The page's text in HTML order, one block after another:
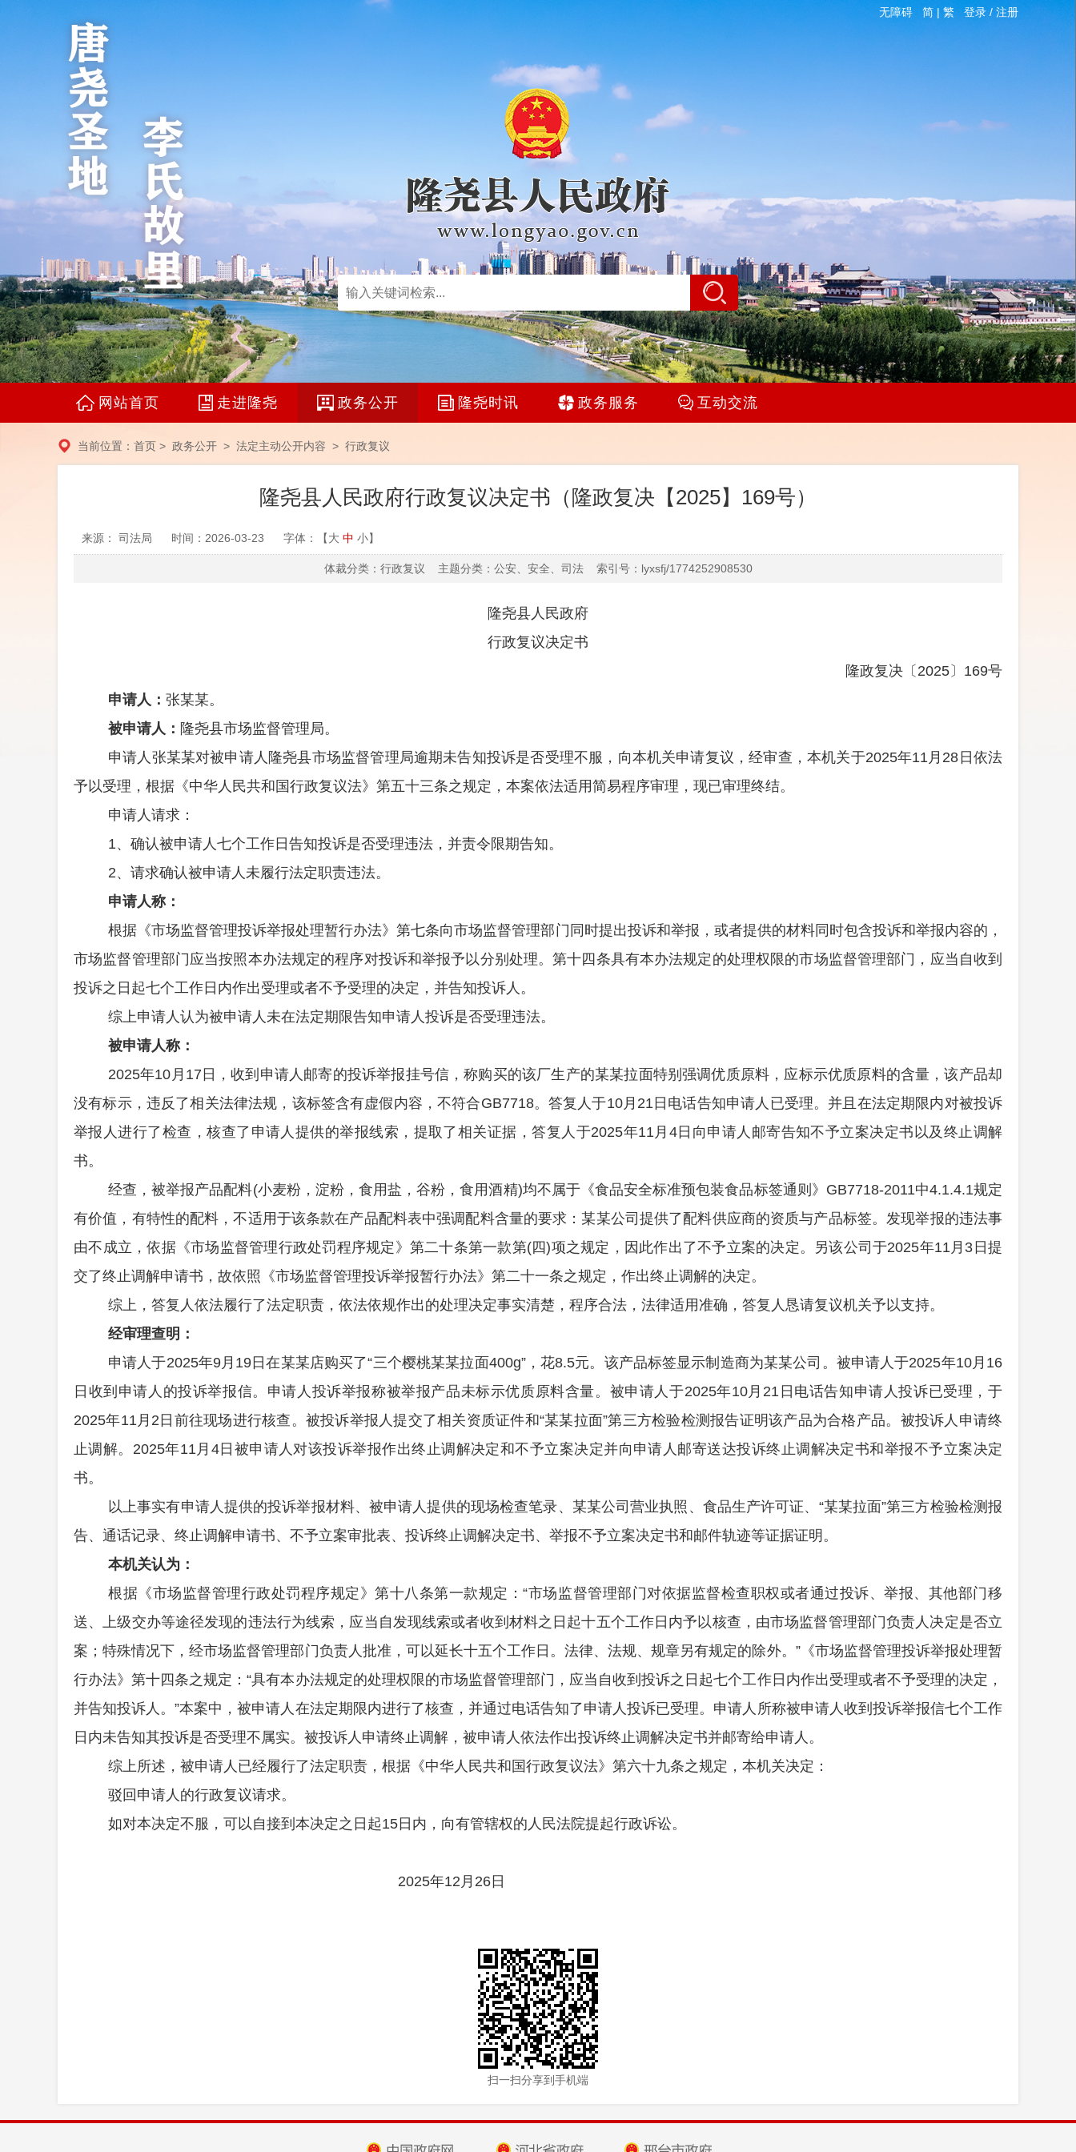
无障碍 简 |繁 登录/ 注册
网站首页 走进隆尧 政务公开 隆尧时讯 政务服务 互动交流
当前位置： 首页 > 政务公开 > 法定主动公开内容 > 行政复议
隆尧县人民政府行政复议决定书（隆政复决【2025】169号）
来源： 司法局 时间：2026-03-23 字体：【大 中 小】
体裁分类：行政复议 主题分类：公安、安全、司法 索引号：lyxsfj/1774252908530
隆尧县人民政府
行政复议决定书
隆政复决〔2025〕169号
申请人： 张某某。
被申请人： 隆尧县市场监督管理局。
申请人 张某某对被申请人隆尧县市场监督管理局逾期未告知投诉是否受理不服，向本机关申请复议，经审查，本机关于2025年11月 28 日依法
予以受理 ， 根据《中华人民共和国行政复议法》第五十三条之规定，本案依法适用简易程序审理， 现已审理终结。
申请人请求：
1、 确认被申请人七个工作日告知投诉是否受理违法，并责令限期告知。
2、请求确认被申请人未履行法定职责违法。
申请人称：
根据《市场监督管理投诉举报处理暂行办法》第七条向市场监督管理部门同时提出投诉和举报，或者提供的材料同时包含投诉和举报内容的，
市场监督管理部门应当按照本办法规定的程序对投诉和举报予以分别处理。第十四条具有本办法规定的处理权限的市场监督管理部门，应当自收到
投诉之日起七个工作日内作出受理或者不予受理的决定，并告知投诉人。
综上申请人认为被申请人未在法定期限告知申请人投诉是否受理违法。
被申请人称：
2025年10月17日，收到申请人邮寄的投诉举报挂号信，称购买的该厂生产的某某拉面特别强调优质原料，应标示优质原料的含量，该产品却
没有标示，违反了相关法律法规，该标签含有虚假内容，不符合GB7718。答复人于10月21日电话告知申请人已受理。并且在法定期限内对被投诉
举报人进行了检查，核查了申请人提供的举报线索，提取了相关证据，答复人于2025年11月4日向申请人邮寄告知不予立案决定书以及终止调解
书。
经查，被举报产品配料(小麦粉，淀粉，食用盐，谷粉，食用酒精)均不属于《食品安全标准预包装食品标签通则》GB7718-2011中4.1.4.1规定
有价值，有特性的配料，不适用于该条款在产品配料表中强调配料含量的要求： 某某公司 提供了配料供应商的资质与产品标签。发现举报的违法事
由不成立，依据《市场监督管理行政处罚程序规定》第二十条第一款第(四)项之规定，因此作出了不予立案的决定。另该公司于2025年11月3日提
交了终止调解申请书，故依照《市场监督管理投诉举报暂行办法》第二十一条之规定，作出终止调解的决定。
综上，答复人依法履行了法定职责，依法依规作出的处理决定事实清楚，程序合法，法律适用准确，答复人恳请复议机关予以支持。
经审理查明：
申请人于2025年9月 19 日在某某店购买了“三个樱桃某某拉面400g”，花8.5元。 该产品标签显示制造商为某某公司。 被申请人于2025年10月 16
日收到申请人的投诉举报信。申请人投诉举报称被举报产品未标示优质原料含量。 被申请人于2025年10月21日电话告知申请人投诉已受理，于
2025年11月2日前往现场进行核查。被投诉举报人提交了相关资质证件和“某某拉面”第三方检验检测报告证明该产品为合格产品。被投诉人申请终
止调解。 2025年11月 4日被申请人对该投诉举报作出终止调解决定和不予立案决定并向申请人邮寄送达投诉终止调解决定书和举报不予立案决定
书。
以上事实有申请人提供的投诉举报材料、被申请人提供的现场检查笔录、某某公司营业执照、食品生产许可证、 “某某拉面”第三方检验检测报
告、通话记录、终止调解申请书、 不予立案审批表、投诉终止调解决定书、举报不予立案决定书和邮件轨迹等证据证明。
本机关认为：
根据《市场监督管理行政处罚程序规定》第十八条第一款规定：“市场监督管理部门对依据监督检查职权或者通过投诉、举报、其他部门移
送、上级交办等途径发现的违法行为线索，应当自发现线索或者收到材料之日起十五个工作日内予以核查，由市场监督管理部门负责人决定是否立
案；特殊情况下，经市场监督管理部门负责人批准，可以延长十五个工作日。法律、法规、规章另有规定的除外。”《市场监督管理投诉举报处理暂
行办法》第十四条之规定：“具有本办法规定的处理权限的市场监督管理部门，应当自收到投诉之日起七个工作日内作出受理或者不予受理的决定，
并告知投诉人。”本案中，被申请人在法定期限内进行了核查，并通过电话告知了申请人投诉已受理。申请人所称被申请人收到投诉举报信七个工作
日内未告知其投诉是否受理不属实。 被投诉人申请终止调解，被申请人依法作出投诉终止调解决定书并邮寄给申请人。
综上所述， 被申请人已经履行了法定职责， 根据《中华人民共和国行政复议法》第六十九条之规定，本机关决定：
驳回申请人的行政复议请求。
如对本决定不服，可以自接到本决定之日起15日内，向有管辖权的人民法院提起行政诉讼。
2025年12 月 26 日
扫一扫分享到手机端